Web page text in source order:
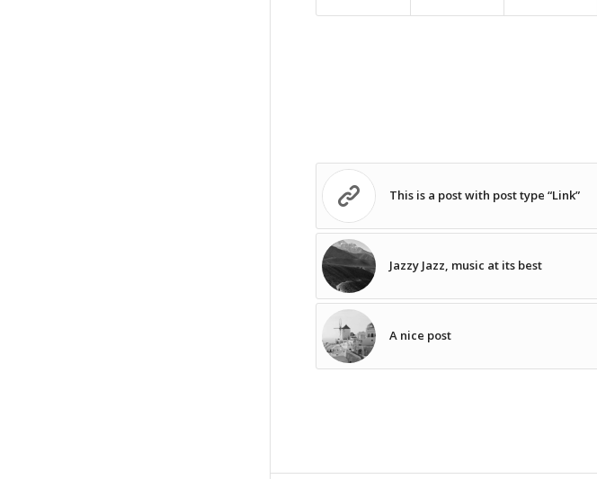
This is a post with post type “Link”
Jazzy Jazz, music at its best
A nice post